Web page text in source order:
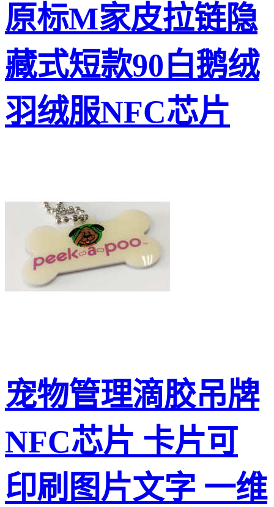
原标M家皮拉链隐
藏式短款90白鹅绒
羽绒服NFC芯片
宠物管理滴胶吊牌
NFC芯片 卡片可
印刷图片文字 一维